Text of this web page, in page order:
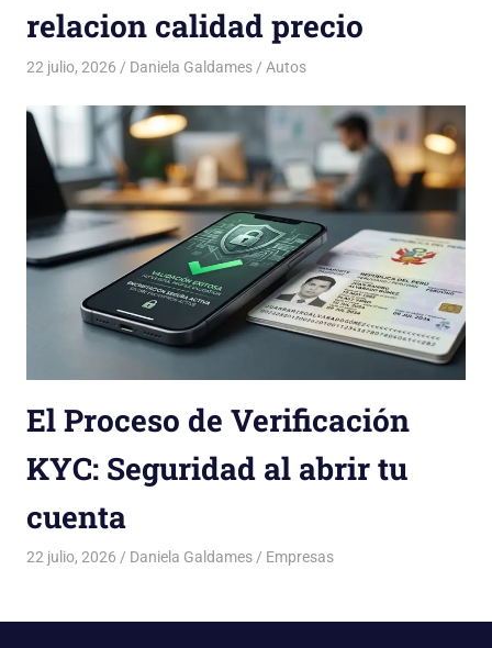
relacion calidad precio
22 julio, 2026 Daniela Galdames Autos
El Proceso de Verificación
KYC: Seguridad al abrir tu
cuenta
22 julio, 2026 Daniela Galdames Empresas